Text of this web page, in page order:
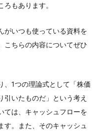
もあります。
がいつも使っている資料を
こちらの内容についてぜひ
、1つの理論式として「株価
引いたものだ」という考え
ては、キャッシュフローを
す。また、そのキャッシュ